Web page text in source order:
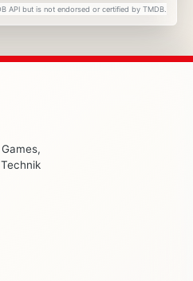
API but is not endorsed or certified by TMDB.